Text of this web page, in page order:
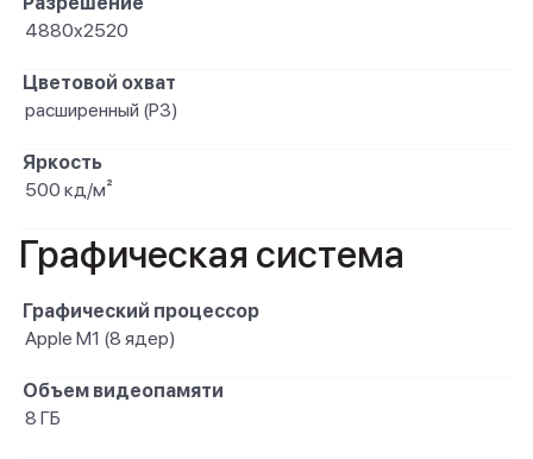
4880x2520
Цветовой охват
расширенный (P3)
Яркость
500 кд/м²
Графическая система
Графический процессор
Apple M1 (8 ядер)
Объем видеопамяти
8 ГБ